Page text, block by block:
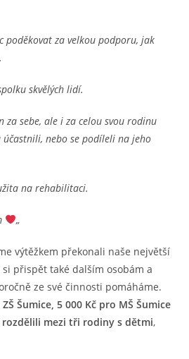
poděkovat za velkou podporu, jak
skvělých lidí.
za sebe, ale i za celou svou rodinu
účastnili, nebo se podíleli na jeho
na rehabilitaci.
„
výtěžkem překonali naše největší
přispět také dalším osobám a
ze své činnosti pomáháme.
Šumice, 5 000 Kč pro MŠ Šumice
rozdělili mezi tři rodiny s dětmi,